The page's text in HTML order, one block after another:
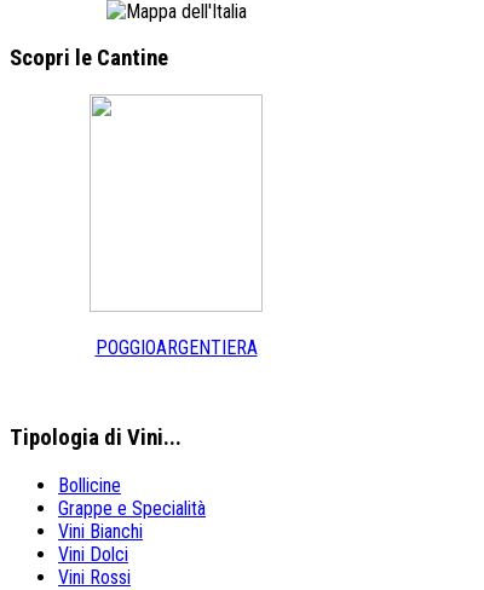
Scopri le Cantine
POGGIOARGENTIERA
Tipologia di Vini...
Bollicine
Grappe e Specialità
Vini Bianchi
Vini Dolci
Vini Rossi